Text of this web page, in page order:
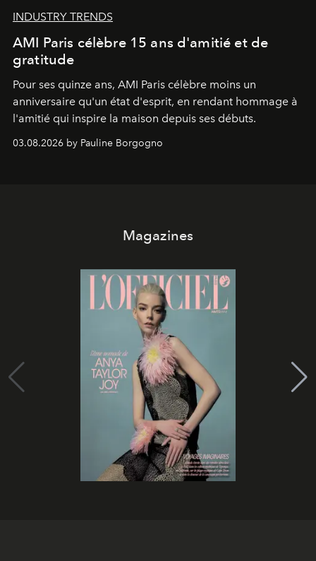
INDUSTRY TRENDS
AMI Paris célèbre 15 ans d'amitié et de
gratitude
Pour ses quinze ans, AMI Paris célèbre moins un
anniversaire qu'un état d'esprit, en rendant hommage à
l'amitié qui inspire la maison depuis ses débuts.
03.08.2026 by Pauline Borgogno
Magazines